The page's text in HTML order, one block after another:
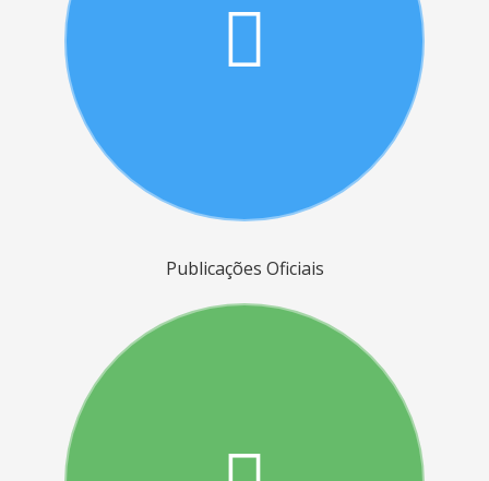
Publicações Oficiais